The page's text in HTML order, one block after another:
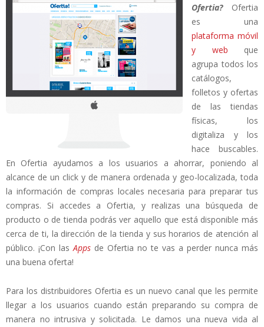
Ofertia?
Ofertia
es una
plataforma móvil
y web que
agrupa todos los
catálogos,
folletos y ofertas
de las tiendas
físicas, los
digitaliza y los
hace buscables.
En Ofertia ayudamos a los usuarios a ahorrar, poniendo al
alcance de un click y de manera ordenada y geo-localizada, toda
la información de compras locales necesaria para preparar tus
compras. Si accedes a Ofertia, y realizas una búsqueda de
producto o de tienda podrás ver aquello que está disponible más
cerca de ti, la dirección de la tienda y sus horarios de atención al
público. ¡Con lasApps de Ofertia no te vas a perder nunca más
una buena oferta!
Para los distribuidores Ofertia es un nuevo canal que les permite
llegar a los usuarios cuando están preparando su compra de
manera no intrusiva y solicitada. Le damos una nueva vida al